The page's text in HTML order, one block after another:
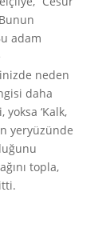
adam
neden
daha
yoksa ‘Kalk,
yeryüzünde
topla,